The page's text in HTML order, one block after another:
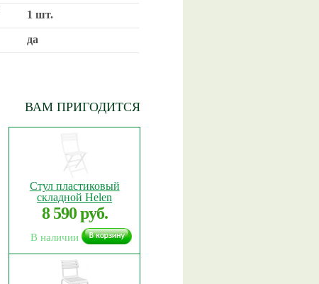
1 шт.
да
ВАМ ПРИГОДИТСЯ
Стул пластиковый
складной Helen
8 590 руб.
В наличии